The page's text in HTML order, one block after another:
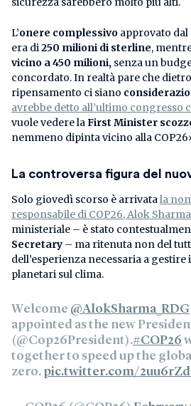
L’onere complessivo approvato
era di250 milioni di sterline,
vicino a 450 milioni, senza un
concordato. In realtà pare che
ripensamento ci siano
avrebbe detto all’ultimo congresso
vuole vedere laFirst Minister
nemmeno dipinta vicino alla
La controversa figura del
Solo giovedì scorso è arrivatala
responsabile di COP26, Alok
ministeriale – è stato
Secretary – ma ritenuta non del
dell’esperienza necessaria a gestire i
planetari sul clima.
Welcome @AlokSharma_RDG
appointed as the new
(@Cop26President).#COP26
together to speed up the
zero. pic.twitter.com/